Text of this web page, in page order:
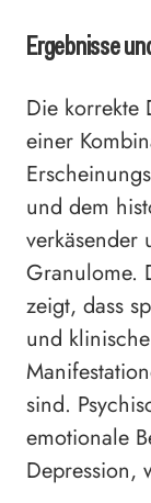
Ergebnisse
Die korrekte
einer
und dem
verkäsender
Granulome.
zeigt, dass
und
sind.
emotionale
Depression,